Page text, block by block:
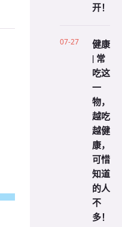
开！
07-27
健康
| 常
吃这
一
物，
越吃
越健
康，
可惜
知道
的人
不
多！